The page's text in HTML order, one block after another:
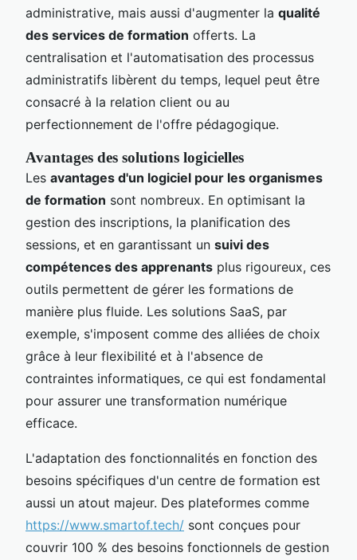
administrative, mais aussi d'augmenter la qualité
des services de formation offerts. La
centralisation et l'automatisation des processus
administratifs libèrent du temps, lequel peut être
consacré à la relation client ou au
perfectionnement de l'offre pédagogique.
Avantages des solutions logicielles
Les avantages d'un logiciel pour les organismes
de formation sont nombreux. En optimisant la
gestion des inscriptions, la planification des
sessions, et en garantissant un suivi des
compétences des apprenants plus rigoureux, ces
outils permettent de gérer les formations de
manière plus fluide. Les solutions SaaS, par
exemple, s'imposent comme des alliées de choix
grâce à leur flexibilité et à l'absence de
contraintes informatiques, ce qui est fondamental
pour assurer une transformation numérique
efficace.
L'adaptation des fonctionnalités en fonction des
besoins spécifiques d'un centre de formation est
aussi un atout majeur. Des plateformes comme
https://www.smartof.tech/ sont conçues pour
couvrir 100 % des besoins fonctionnels de gestion